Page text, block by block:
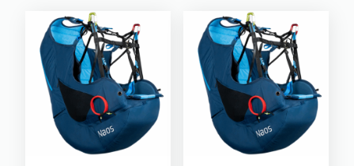
plus
ancien